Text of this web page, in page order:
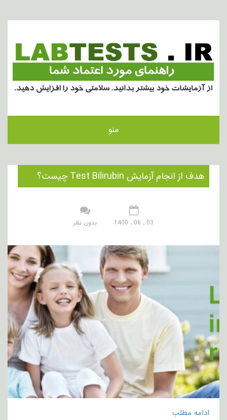
منو
هدف از انجام آزمایش Test Bilirubin چیست؟
03 ، 06 ، 1400 بدون نظر
ادامه مطلب